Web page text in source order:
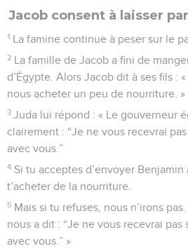
Jacob consent à laisser
1 La famine continue à peser sur le
2 La famille de Jacob a fini de
d’Égypte. Alors Jacob dit à ses fils :
nous acheter un peu de nourriture. »
3 Juda lui répond : « Le gouverneur
clairement : “Je ne vous recevrai
avec vous.”
4 Si tu acceptes d’envoyer
t’acheter de la nourriture.
5 Mais si tu refuses, nous n’irons
nous a dit : “Je ne vous recevrai pas
avec vous.” »